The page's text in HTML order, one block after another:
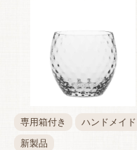
専用箱付き
ハンドメイド
新製品